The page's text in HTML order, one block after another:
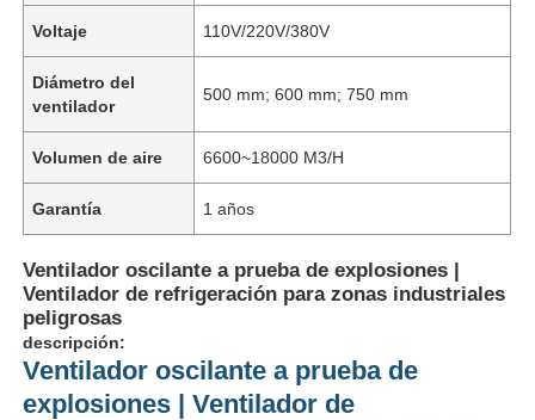
Voltaje 110V/220V/380V
Diámetro del
ventilador
500 mm; 600 mm; 750 mm
Volumen de aire 6600~18000 M3/H
Garantía 1 años
Ventilador oscilante a prueba de explosiones |
Ventilador de refrigeración para zonas industriales
peligrosas
descripción:
Ventilador oscilante a prueba de
explosiones | Ventilador de